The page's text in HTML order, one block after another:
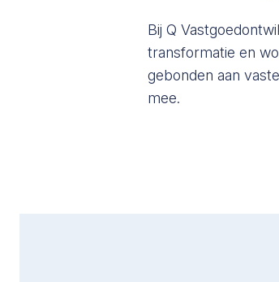
Bij Q
transformatie en
gebonden aan
mee.